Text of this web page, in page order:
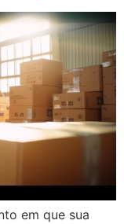
em que sua